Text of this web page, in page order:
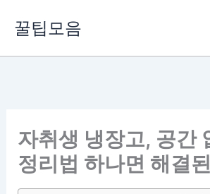
꿀팁모음
자취생 냉장고, 공간
정리법 하나면 해결